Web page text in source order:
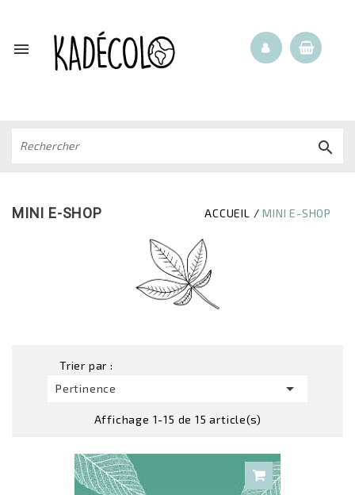


MINI E-SHOP ACCUEIL MINI E-SHOP
Trier par :
Pertinence

Affichage 1-15 de 15 article(s)